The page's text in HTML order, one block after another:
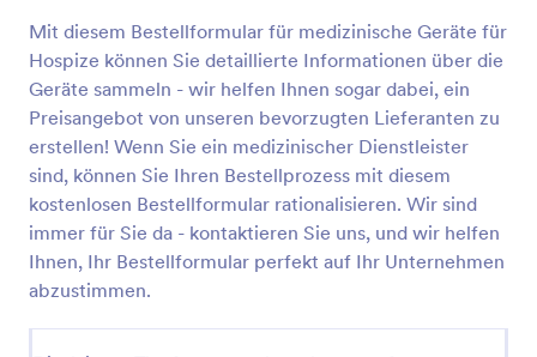
Mit diesem Bestellformular für medizinische Geräte für
Hospize können Sie detaillierte Informationen über die
Geräte sammeln - wir helfen Ihnen sogar dabei, ein
Preisangebot von unseren bevorzugten Lieferanten zu
erstellen! Wenn Sie ein medizinischer Dienstleister
sind, können Sie Ihren Bestellprozess mit diesem
kostenlosen Bestellformular rationalisieren. Wir sind
immer für Sie da - kontaktieren Sie uns, und wir helfen
Ihnen, Ihr Bestellformular perfekt auf Ihr Unternehmen
abzustimmen.
Umfrage Zur Patientenzufriedenheit Im Hospiz
Bei Umfragen zur Zufriedenheit von
Hospizpatienten handelt es sich um Umfragen, mit
Feedback zu ihrer Hospizversorgung bitten.
Go to Category:
Hospizformulare